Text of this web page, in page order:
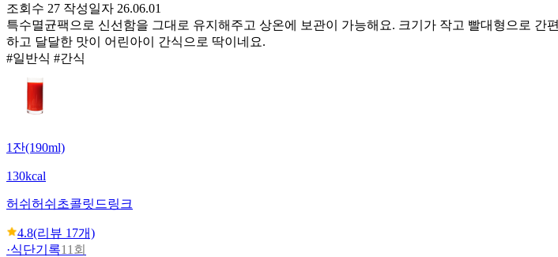
조회수 27 작성일자 26.06.01
특수멸균팩으로 신선함을 그대로 유지해주고 상온에 보관이 가능해요. 크기가 작고 빨대형으로
하고 달달한 맛이 어린아이 간식으로 딱이네요.
#일반식 #간식
1잔(190ml)
130kcal
허쉬 허쉬초콜릿드링크
4.8(리뷰 17개)
·식단기록11회